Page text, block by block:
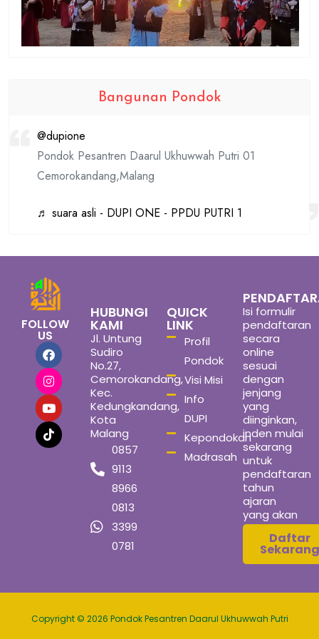
Bangunan Pondok
@dupione
Pondok Pesantren Daarul Ukhuwwah Putri 01
Cemorokandang,Malang
♬ suara asli - DUPI ONE - PPDU PUTRI 1
FOLLOW
US
HUBUNGI
KAMI
Jl. Untung
Sudiro
No.27,
Cemorokandang,
Kec.
Kedungkandang,
Kota
Malang
0857
9113
8966
0813
3399
0781
QUICK
LINK
Profil
Pondok
Visi Misi
Info
DUPI
Kepondokan
Madrasah
Isi formulir
pendaftaran
secara
online
sesuai
dengan
jenjang
yang
diinginkan,
inden mulai
sekarang
untuk
pendaftaran
tahun
ajaran
yang akan
datang
Daftar
Sekarang
Copyright © 2026 Pondok Pesantren Daarul Ukhuwwah Putri